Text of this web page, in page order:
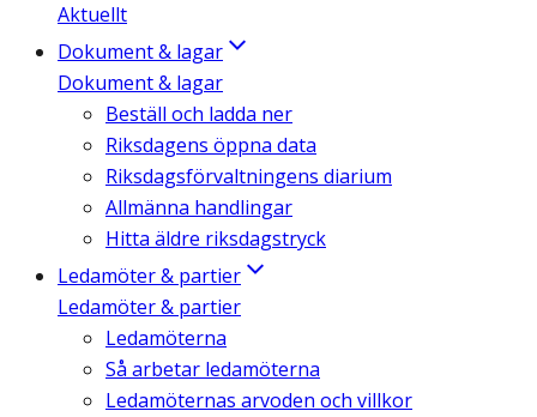
Aktuellt
Dokument & lagar
Dokument & lagar
Beställ och ladda ner
Riksdagens öppna data
Riksdagsförvaltningens diarium
Allmänna handlingar
Hitta äldre riksdagstryck
Ledamöter & partier
Ledamöter & partier
Ledamöterna
Så arbetar ledamöterna
Ledamöternas arvoden och villkor